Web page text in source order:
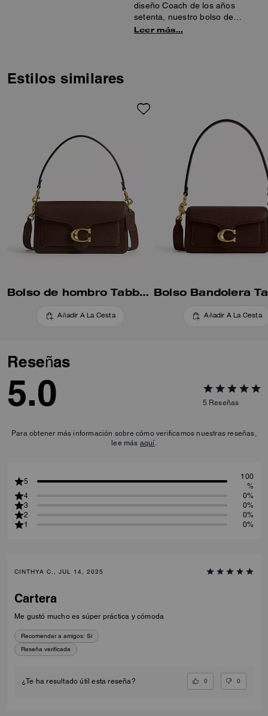
diseño Coach de los años
setenta, nuestro bolso de
hombro estructurado Tabby está
acabado con nuestros herrajes
de firma para aportar un toque
Leer más…
Estilos similares
Bolso de hombro Tabby 26
Añadir A La Cesta Añadir A La Cesta
Reseñas
5.0 5 Reseñas
Para obtener más información sobre cómo verificamos nuestras reseñas,
lee más aquí
5
100
%
4
0%
3
0%
2
0%
1
0%
CINTHYA C., JUL 14, 2025
Cartera
Me gustó mucho es súper práctica y cómoda
Recomendar a amigos: Sí
Reseña verificada
¿Te ha resultado útil esta reseña? 0 0